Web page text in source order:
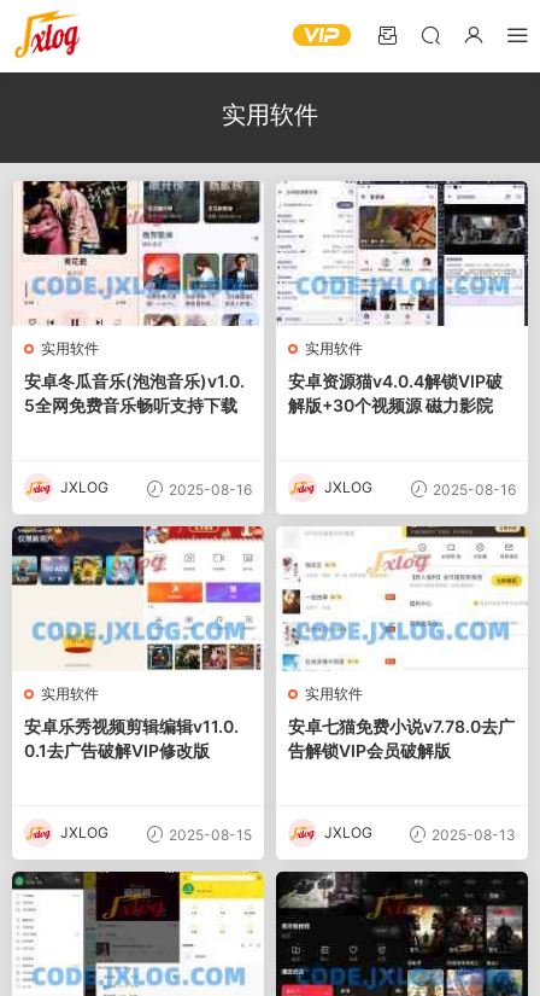
实用软件
实用软件
安卓冬瓜音乐(泡泡音乐)v1.0.
5全网免费音乐畅听支持下载
JXLOG 2025-08-16
实用软件
安卓资源猫v4.0.4解锁VIP破
解版+30个视频源 磁力影院
JXLOG 2025-08-16
实用软件
安卓乐秀视频剪辑编辑v11.0.
0.1去广告破解VIP修改版
JXLOG 2025-08-15
实用软件
安卓七猫免费小说v7.78.0去广
告解锁VIP会员破解版
JXLOG 2025-08-13